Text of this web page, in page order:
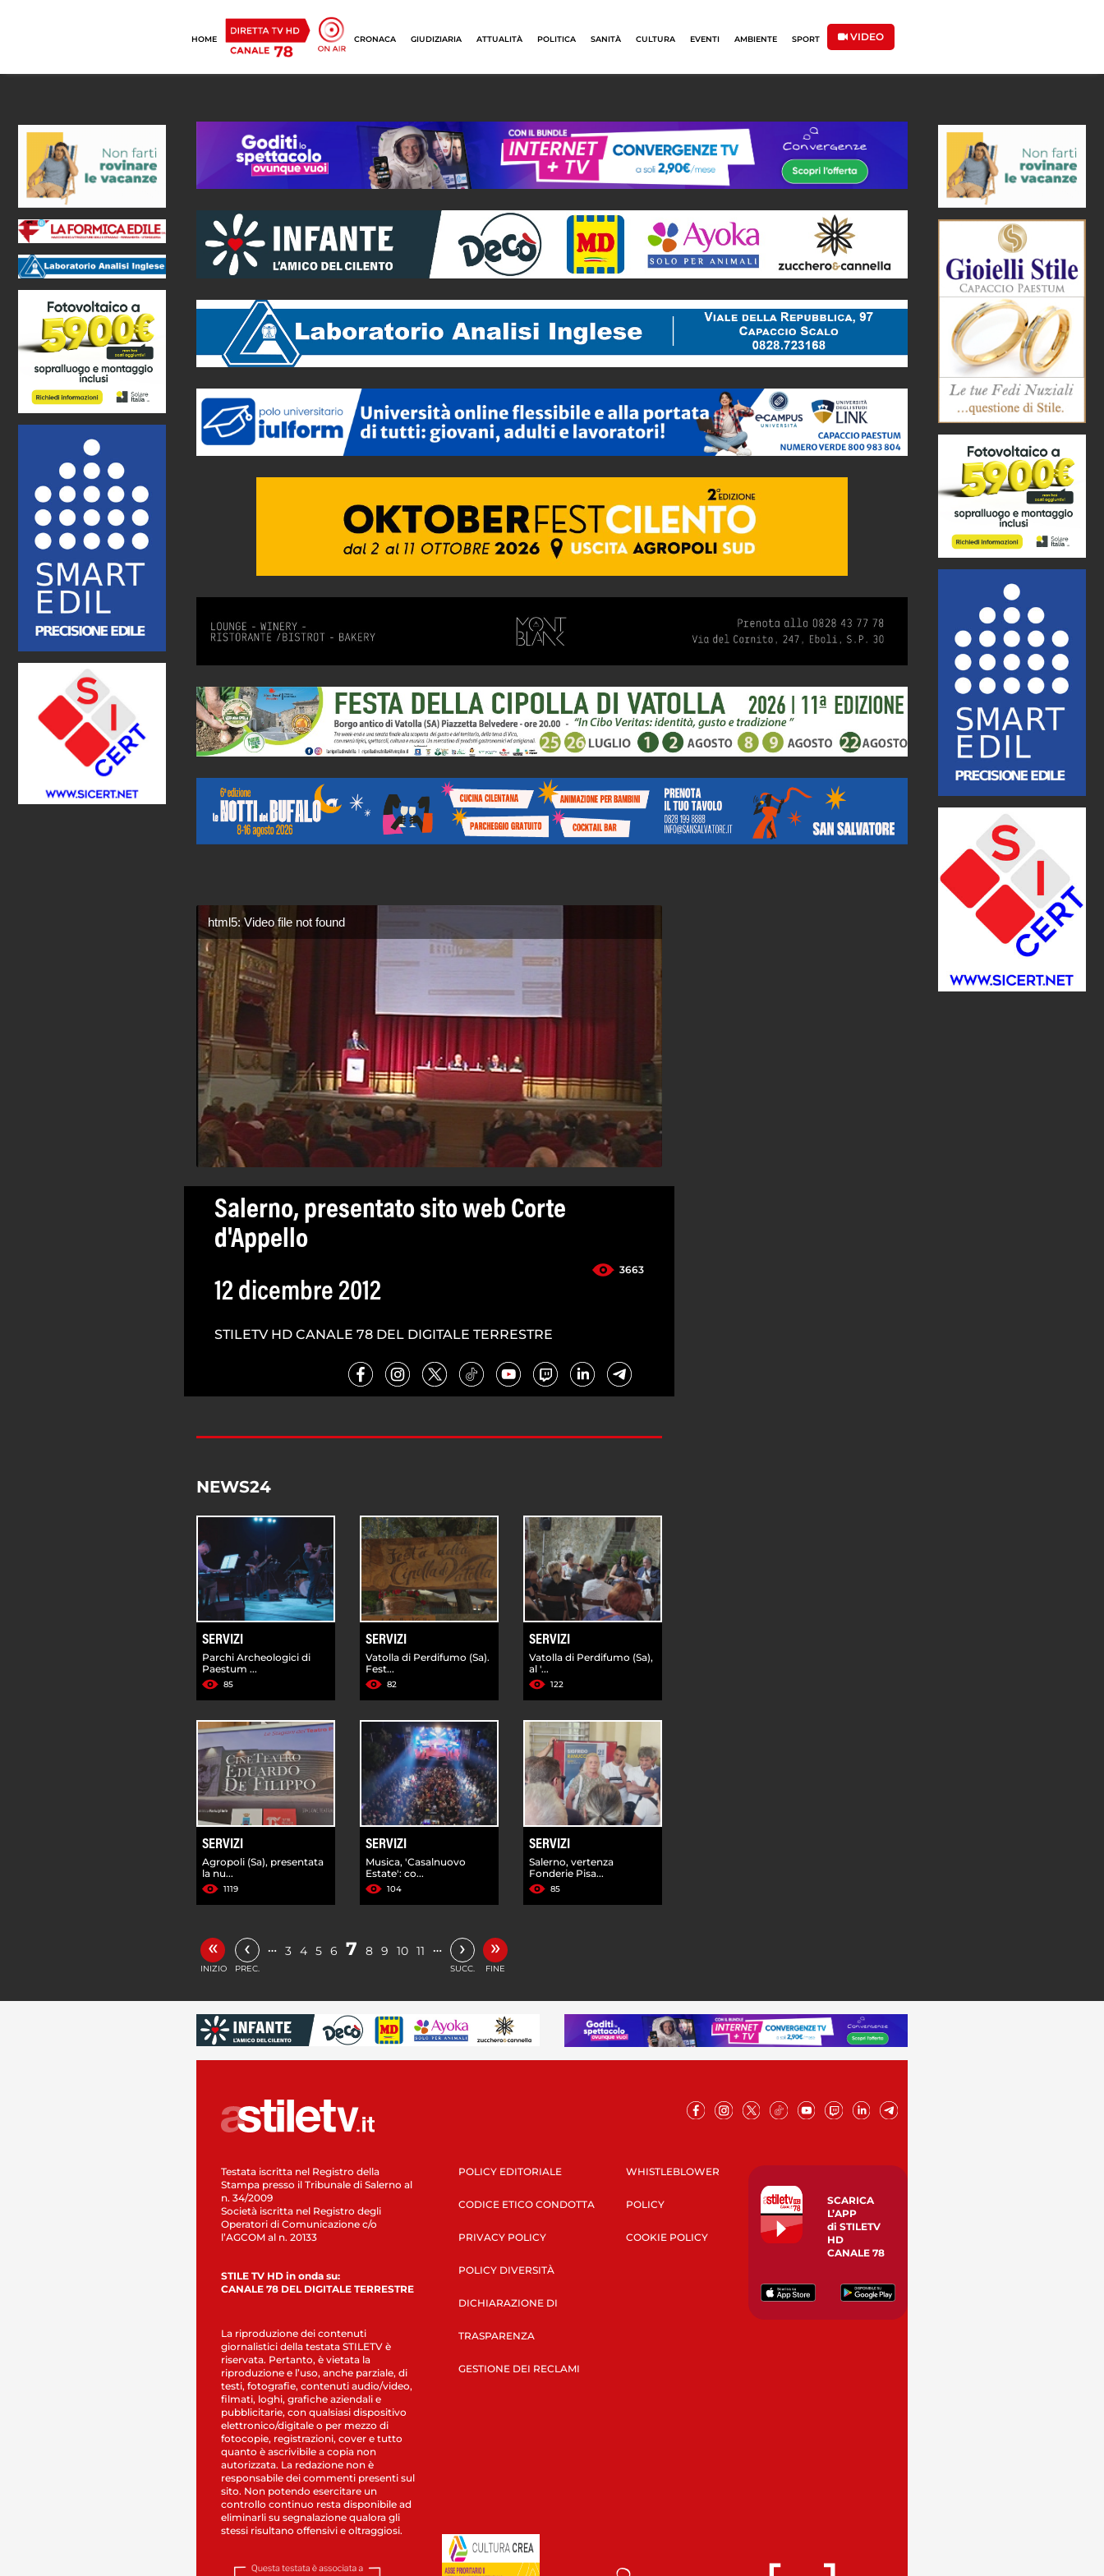
HOME CRONACA GIUDIZIARIA ATTUALITÀ POLITICA SANITÀ CULTURA EVENTI AMBIENTE SPORT VIDEO
html5: Video file not found
Salerno, presentato sito web Corte
d'Appello
3663
12 dicembre 2012
STILETV HD CANALE 78 DEL DIGITALE TERRESTRE
NEWS24
SERVIZI
Parchi Archeologici di
Paestum ...
85
SERVIZI
Vatolla di Perdifumo (Sa).
Fest...
82
SERVIZI
Vatolla di Perdifumo (Sa),
al '...
122
SERVIZI
Agropoli (Sa), presentata
la nu...
1119
SERVIZI
Musica, 'Casalnuovo
Estate': co...
104
SERVIZI
Salerno, vertenza
Fonderie Pisa...
85
«
INIZIO
‹
PREC.
… 3 4 5 6 7 8 9 10 11 … ›
SUCC.
»
FINE
Testata iscritta nel Registro della
Stampa presso il Tribunale di Salerno al
n. 34/2009
Società iscritta nel Registro degli
Operatori di Comunicazione c/o
l’AGCOM al n. 20133
STILE TV HD in onda su:
CANALE 78 DEL DIGITALE TERRESTRE
La riproduzione dei contenuti
giornalistici della testata STILETV è
riservata. Pertanto, è vietata la
riproduzione e l’uso, anche parziale, di
testi, fotografie, contenuti audio/video,
filmati, loghi, grafiche aziendali e
pubblicitarie, con qualsiasi dispositivo
elettronico/digitale o per mezzo di
fotocopie, registrazioni, cover e tutto
quanto è ascrivibile a copia non
autorizzata. La redazione non è
responsabile dei commenti presenti sul
sito. Non potendo esercitare un
controllo continuo resta disponibile ad
eliminarli su segnalazione qualora gli
stessi risultano offensivi e oltraggiosi.
POLICY EDITORIALE
CODICE ETICO CONDOTTA
PRIVACY POLICY
POLICY DIVERSITÀ
DICHIARAZIONE DI
TRASPARENZA
GESTIONE DEI RECLAMI
WHISTLEBLOWER
POLICY
COOKIE POLICY
SCARICA
L’APP
di STILETV
HD
CANALE 78